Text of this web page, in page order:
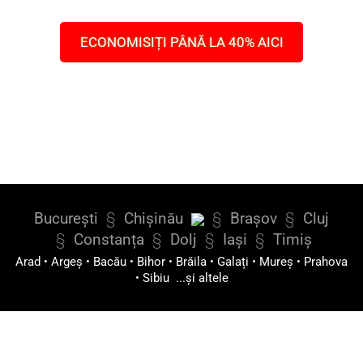
ECONOMISIȚI PÂNĂ LA 40% AICI
București § Chișinău § Brașov § Cluj
§ Constanța§ Dolj § Iași § Timiș
Arad • Argeș • Bacău • Bihor • Brăila • Galați • Mureș • Prahova
• Sibiu ...și altele